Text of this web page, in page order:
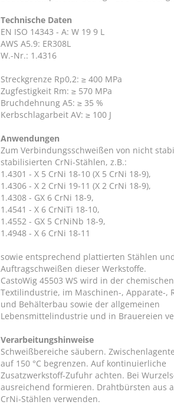
Technische Daten
EN ISO 14343 - A: W 19 9 L
AWS A5.9: ER308L
W.-Nr.: 1.4316
Streckgrenze Rp0,2: ≥ 400 MPa
Zugfestigkeit Rm: ≥ 570 MPa
Bruchdehnung A5: ≥ 35 %
Kerbschlagarbeit AV: ≥ 100 J
Anwendungen
Zum Verbindungsschweißen von nicht
stabilisierten CrNi-Stählen, z.B.:
1.4301 - X 5 CrNi 18-10 (X 5 CrNi 18-9),
1.4306 - X 2 CrNi 19-11 (X 2 CrNi 18-9),
1.4308 - GX 6 CrNi 18-9,
1.4541 - X 6 CrNiTi 18-10,
1.4552 - GX 5 CrNiNb 18-9,
1.4948 - X 6 CrNi 18-11
sowie entsprechend plattierten Stählen
Auftragschweißen dieser Werkstoffe.
CastoWig 45503 WS wird in der
Textilindustrie, im Maschinen-, Apparate-,
und Behälterbau sowie der allgemeinen
Lebensmittelindustrie und in Brauereien
Verarbeitungshinweise
Schweißbereiche säubern.
auf 150 °C begrenzen. Auf kontinuierliche
Zusatzwerkstoff-Zufuhr achten. Bei
ausreichend formieren. Drahtbürsten aus
CrNi-Stählen verwenden.